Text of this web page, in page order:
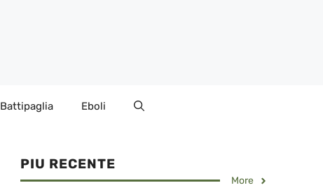
Battipaglia Eboli
PIU RECENTE
More